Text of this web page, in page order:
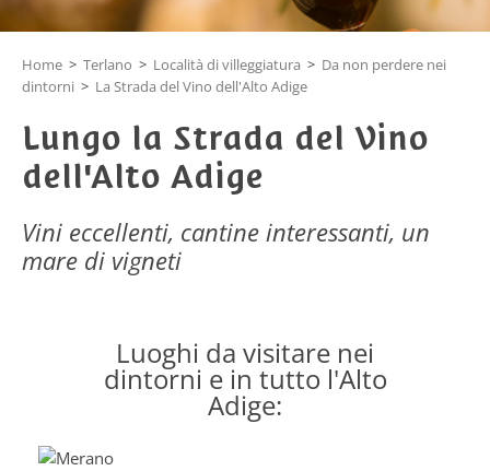
Home > Terlano > Località di villeggiatura > Da non perdere nei
dintorni > La Strada del Vino dell'Alto Adige
Lungo la Strada del Vino
dell'Alto Adige
Vini eccellenti, cantine interessanti, un
mare di vigneti
Luoghi da visitare nei
dintorni e in tutto l'Alto
Adige: